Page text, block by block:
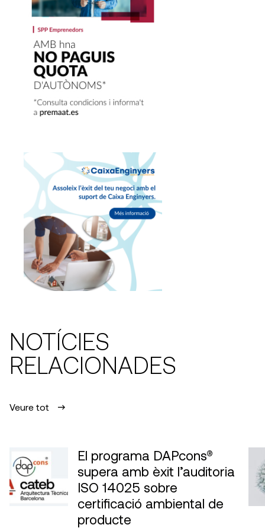
NOTÍCIES
RELACIONADES
Veure tot
El programa DAPcons®
supera amb èxit l’auditoria
ISO 14025 sobre
certificació ambiental de
producte